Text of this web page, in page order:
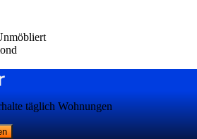
täglich Wohnungen